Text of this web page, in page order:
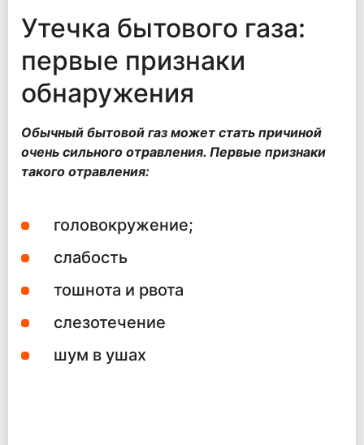
Утечка бытового газа:
первые признаки
обнаружения
Обычный бытовой газ может стать причиной
очень сильного отравления. Первые признаки
такого отравления:
головокружение;
слабость
тошнота и рвота
слезотечение
шум в ушах